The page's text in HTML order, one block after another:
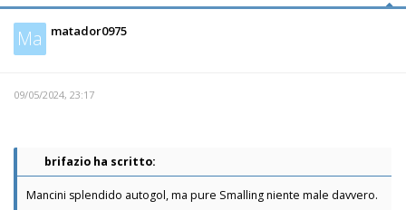
Ma matador0975
09/05/2024, 23:17
brifazio ha scritto:
Mancini splendido autogol, ma pure Smalling niente male davvero.